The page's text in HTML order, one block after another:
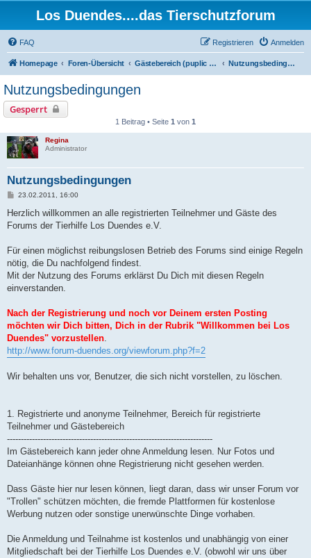
Los Duendes....das Tierschutzforum
FAQ Anmelden
Registrieren
Homepage Foren-Übersicht Gästebereich (puplic area) Nutzungsbedingungen
Nutzungsbedingungen
Gesperrt
1 Beitrag • Seite 1 von 1
Regina
Administrator
Nutzungsbedingungen
B
i
r
23.02.2011, 16:00
Herzlich willkommen an alle registrierten Teilnehmer und Gäste des
Forums der Tierhilfe Los Duendes e.V.
Für einen möglichst reibungslosen Betrieb des Forums sind einige Regeln
nötig, die Du nachfolgend findest.
Mit der Nutzung des Forums erklärst Du Dich mit diesen Regeln
einverstanden.
Nach der Registrierung und noch vor Deinem ersten Posting
möchten wir Dich bitten, Dich in der Rubrik "Willkommen bei Los
Duendes" vorzustellen.
http://www.forum-duendes.org/viewforum.php?f=2
Wir behalten uns vor, Benutzer, die sich nicht vorstellen, zu löschen.
1. Registrierte und anonyme Teilnehmer, Bereich für registrierte
Teilnehmer und Gästebereich
--------------------------------------------------------------------------
Im Gästebereich kann jeder ohne Anmeldung lesen. Nur Fotos und
Dateianhänge können ohne Registrierung nicht gesehen werden.
Dass Gäste hier nur lesen können, liegt daran, dass wir unser Forum vor
"Trollen" schützen möchten, die fremde Plattformen für kostenlose
Werbung nutzen oder sonstige unerwünschte Dinge vorhaben.
Die Anmeldung und Teilnahme ist kostenlos und unabhängig von einer
Mitgliedschaft bei der Tierhilfe Los Duendes e.V. (obwohl wir uns über